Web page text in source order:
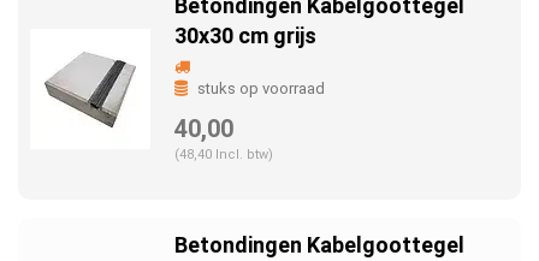
Betondingen Kabelgoottegel
30x30 cm grijs
stuks op voorraad
40,00
(48,40 Incl. btw)
Betondingen Kabelgoottegel